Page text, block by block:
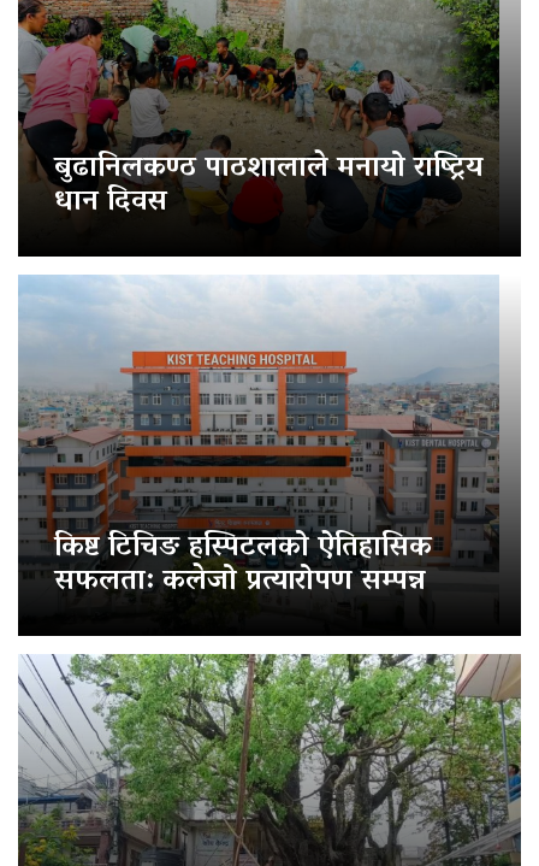
बुढानिलकण्ठ पाठशालाले मनायो राष्ट्रिय
धान दिवस
किष्ट टिचिङ हस्पिटलको ऐतिहासिक
सफलता: कलेजो प्रत्यारोपण सम्पन्न